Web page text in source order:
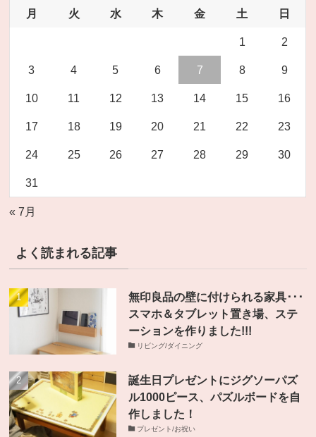
月 火 水 木 金 土 日
1 2
3 4 5 6 7 8 9
10 11 12 13 14 15 16
17 18 19 20 21 22 23
24 25 26 27 28 29 30
31
« 7月
よく読まれる記事
無印良品の壁に付けられる家具･･･
スマホ＆タブレット置き場、ステ
ーションを作りました!!!
リビング/ダイニング
誕生日プレゼントにジグソーパズ
ル1000ピース、パズルボードを自
作しました！
プレゼント/お祝い